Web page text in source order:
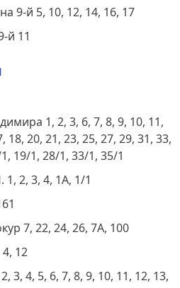
9-й 5, 10, 12, 14, 16, 17
й 11
1, 2, 3, 6, 7, 8, 9, 10, 11,
18, 20, 21, 23, 25, 27, 29, 31, 33,
19/1, 28/1, 33/1, 35/1
2, 3, 4, 1А, 1/1
7, 22, 24, 26, 7А, 100
12
3, 4, 5, 6, 7, 8, 9, 10, 11, 12, 13,